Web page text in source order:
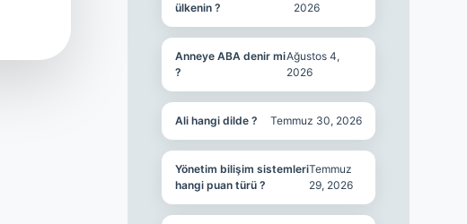
ülkenin ?
2026
Anneye ABA denir mi
?
Ağustos 4,
2026
Ali hangi dilde ? Temmuz 30, 2026
Yönetim bilişim sistemleri
hangi puan türü ?
Temmuz
29, 2026